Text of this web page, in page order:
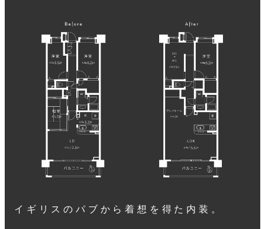
イギリスのパブから着想を得た内装。